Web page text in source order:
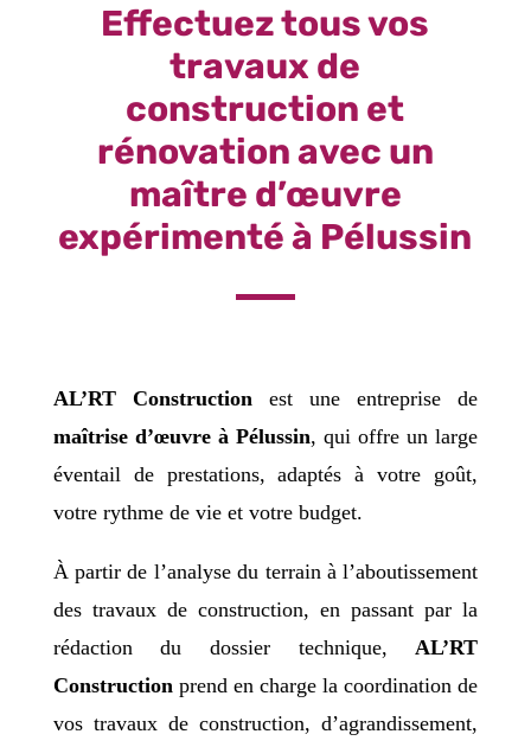
Effectuez tous vos
travaux de
construction et
rénovation avec un
maître d’œuvre
expérimenté à Pélussin
AL’RT Construction est une entreprise de
maîtrise d’œuvre à Pélussin, qui offre un large
éventail de prestations, adaptés à votre goût,
votre rythme de vie et votre budget.
À partir de l’analyse du terrain à l’aboutissement
des travaux de construction, en passant par la
rédaction du dossier technique, AL’RT
Construction prend en charge la coordination de
vos travaux de construction, d’agrandissement,